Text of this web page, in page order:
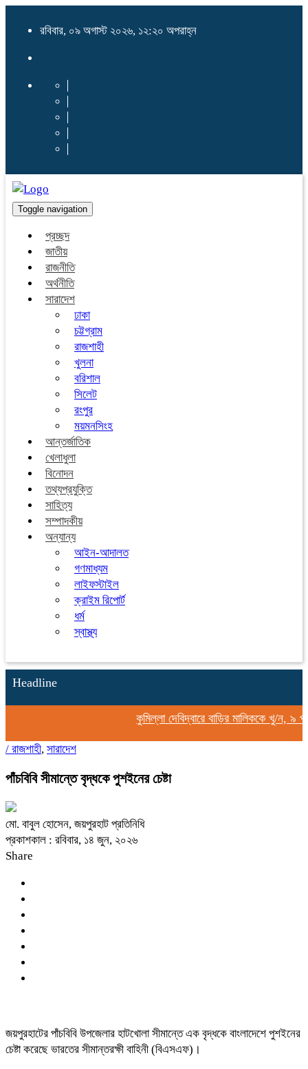
রবিবার, ০৯ অগাস্ট ২০২৬, ১২:২০ অপরাহ্ন
Toggle navigation
প্রচ্ছদ
জাতীয়
রাজনীতি
অর্থনীতি
সারাদেশ
ঢাকা
চট্টগ্রাম
রাজশাহী
খুলনা
বরিশাল
সিলেট
রংপুর
ময়মনসিংহ
আন্তর্জাতিক
খেলাধুলা
বিনোদন
তথ্যপ্রযুক্তি
সাহিত্য
সম্পাদকীয়
অন্যান্য
আইন-আদালত
গণমাধ্যম
লাইফস্টাইল
ক্রাইম রিপোর্ট
ধর্ম
স্বাস্থ্য
Headline
কুমিল্লা দেবিদ্বারে বাড়ির মালিককে খু/ন, ৯
/ রাজশাহী, সারাদেশ
পাঁচবিবি সীমান্তে বৃদ্ধকে পুশইনের চেষ্টা
মো. বাবুল হোসেন, জয়পুরহাট প্রতিনিধি
প্রকাশকাল : রবিবার, ১৪ জুন, ২০২৬
Share
জয়পুরহাটের পাঁচবিবি উপজেলার হাটখোলা সীমান্তে এক বৃদ্ধকে বাংলাদেশে পুশইনের
চেষ্টা করেছে ভারতের সীমান্তরক্ষী বাহিনী (বিএসএফ)।